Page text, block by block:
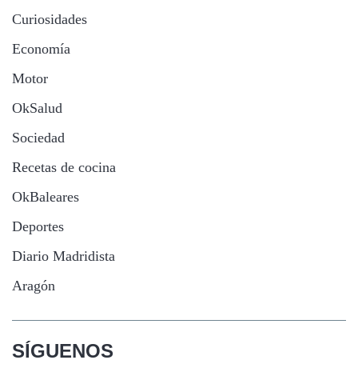
Curiosidades
Economía
Motor
OkSalud
Sociedad
Recetas de cocina
OkBaleares
Deportes
Diario Madridista
Aragón
SÍGUENOS